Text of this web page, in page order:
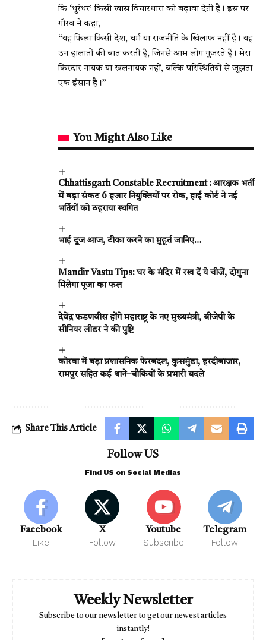
कि ‘धुरंधर’ किसी खास विचारधारा को बढ़ावा देती है। इस पर
गौरव ने कहा,
“यह फिल्म किसी देश, धर्म या राजनीति के खिलाफ नहीं है। यह
उन हालातों की बात करती है, जिनसे आम लोग गुजरते हैं। मेरा
किरदार नायक या खलनायक नहीं, बल्कि परिस्थितियों से जूझता
एक इंसान है।”
You Might Also Like
Chhattisgarh Constable Recruitment : आरक्षक भर्ती
में बड़ा संकट 6 हजार नियुक्तियों पर रोक, हाई कोर्ट ने नई
भर्तियों को ठहराया स्थगित
भाई दूज आज, टीका करने का मुहूर्त जानिए…
Mandir Vastu Tips: घर के मंदिर में रख दें ये चीजें, दोगुना
मिलेगा पूजा का फल
देवेंद्र फडणवीस होंगे महाराष्ट्र के नए मुख्यमंत्री, बीजेपी के
सीनियर लीडर ने की पुष्टि
कोरबा में बड़ा प्रशासनिक फेरबदल, कुसमुंडा, हरदीबाजार,
रामपुर सहित कई थाने–चौकियों के प्रभारी बदले
Share This Article
Follow US
Find US on Social Medias
Facebook
Like
X
Follow
Youtube
Subscribe
Telegram
Follow
Weekly Newsletter
Subscribe to our newsletter to get our newest articles
instantly!